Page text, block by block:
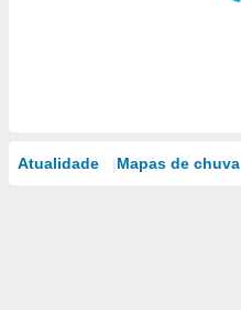
Atualidade Mapas de chuva